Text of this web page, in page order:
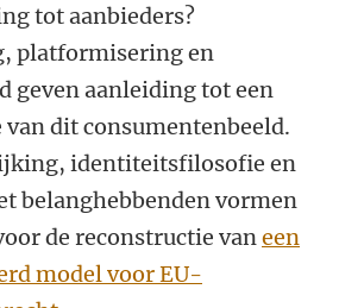
tot aanbieders?
platformisering en
geven aanleiding tot een
dit consumentenbeeld.
identiteitsfilosofie en
belanghebbenden vormen
de reconstructie vaneen
model voor EU-